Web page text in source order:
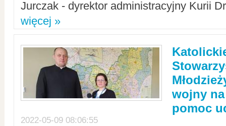
Jurczak - dyrektor administracyjny Kurii
więcej »
wojny
pomoc
2022-05-09 08:06:55